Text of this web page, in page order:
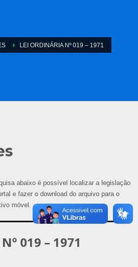
LEI ORDINÁRIA Nº 019 – 1971
abaixo é possível localizar a legislação
e fazer o download do arquivo para o
móvel.
019 – 1971